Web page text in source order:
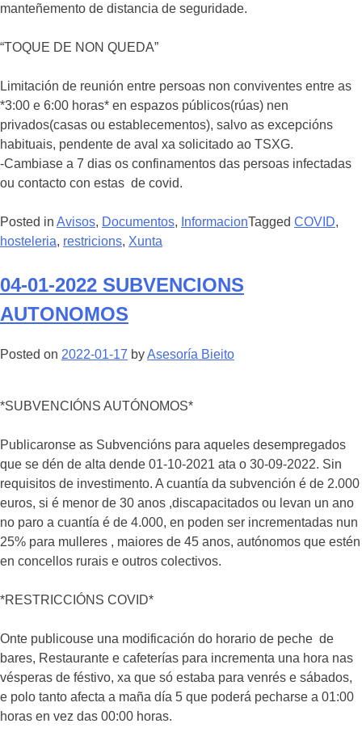
manteñemento de distancia de seguridade.
“TOQUE DE NON QUEDA”
Limitación de reunión entre persoas non conviventes entre as
*3:00 e 6:00 horas* en espazos públicos(rúas) nen
privados(casas ou establecementos), salvo as excepcións
habituais, pendente de aval xa solicitado ao TSXG.
-Cambiase a 7 dias os confinamentos das persoas infectadas
ou contacto con estas de covid.
Posted in Avisos, Documentos, InformacionTagged COVID,
hosteleria, restricions, Xunta
04-01-2022 SUBVENCIONS
AUTONOMOS
Posted on 2022-01-17 byAsesoría Bieito
*SUBVENCIÓNS AUTÓNOMOS*
Publicaronse as Subvencións para aqueles desempregados
que se dén de alta dende 01-10-2021 ata o 30-09-2022. Sin
requisitos de investimento. A cuantía da subvención é de 2.000
euros, si é menor de 30 anos ,discapacitados ou levan un ano
no paro a cuantía é de 4.000, en poden ser incrementadas nun
25% para mulleres , maiores de 45 anos, autónomos que estén
en concellos rurais e outros colectivos.
*RESTRICCIÓNS COVID*
Onte publicouse una modificación do horario de peche de
bares, Restaurante e cafeterías para incrementa una hora nas
vésperas de féstivo, xa que só estaba para venrés e sábados,
e polo tanto afecta a maña día 5 que poderá pecharse a 01:00
horas en vez das 00:00 horas.